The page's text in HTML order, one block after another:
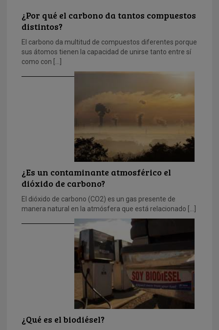
¿Por qué el carbono da tantos compuestos
distintos?
El carbono da multitud de compuestos diferentes porque
sus átomos tienen la capacidad de unirse tanto entre sí
como con […]
¿Es un contaminante atmosférico el
dióxido de carbono?
El dióxido de carbono (CO2) es un gas presente de
manera natural en la atmósfera que está relacionado […]
¿Qué es el biodiésel?